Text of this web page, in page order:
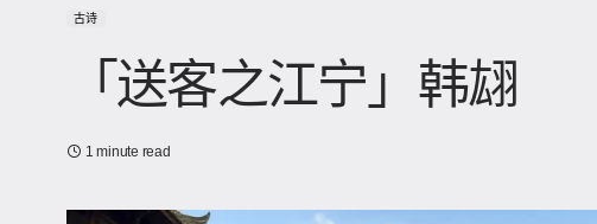
古诗
「送客之江宁」韩翃
1 minute read